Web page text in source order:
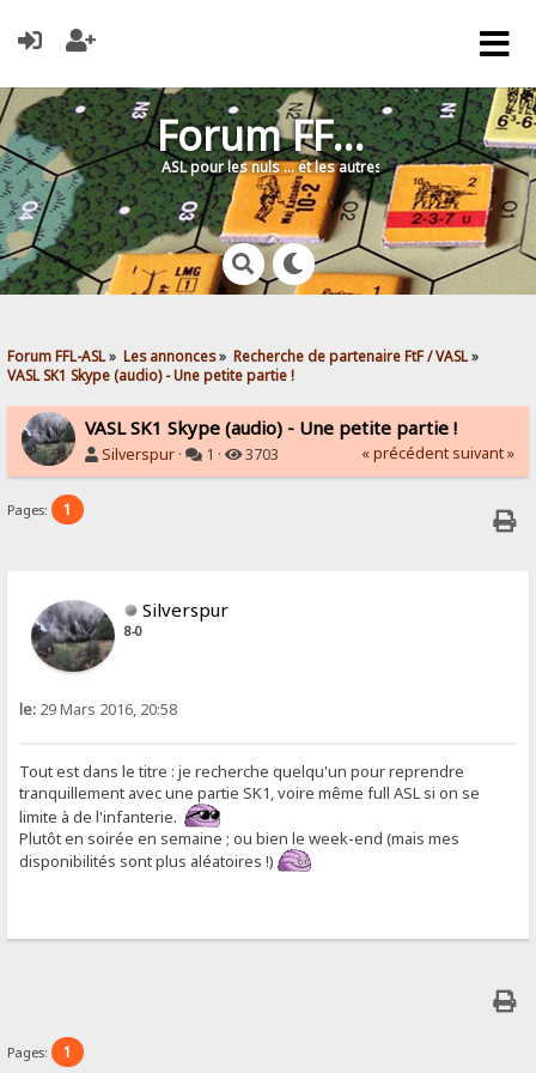
Forum FFL-ASL
ASL pour les nuls … et les autres !
Forum FFL-ASL» Les annonces» Recherche de partenaire FtF / VASL»
VASL SK1 Skype (audio) - Une petite partie !
VASL SK1 Skype (audio) - Une petite partie !
Silverspur · 1 · 3703 « précédent suivant »
Pages: 1
Silverspur
8-0
le: 29 Mars 2016, 20:58
Tout est dans le titre : je recherche quelqu'un pour reprendre
tranquillement avec une partie SK1, voire même full ASL si on se
limite à de l'infanterie.
Plutôt en soirée en semaine ; ou bien le week-end (mais mes
disponibilités sont plus aléatoires !)
Pages: 1